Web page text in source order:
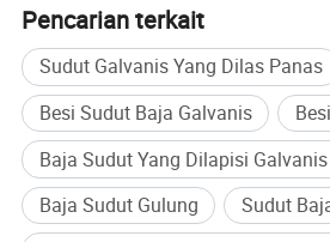
Pencarian terkait
Sudut Galvanis Yang Dilas Panas
Besi Sudut Baja Galvanis
Baja Sudut Yang Dilapisi
Baja Sudut Gulung
Sudut